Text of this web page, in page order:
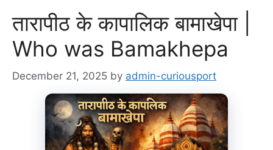
तारापीठ के कापालिक बामाखेपा |
Who was Bamakhepa
December 21, 2025 by admin-curiousport